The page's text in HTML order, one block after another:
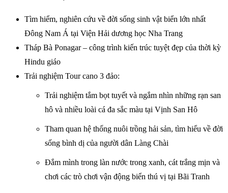
Tìm hiểm, nghiên cứu về đời sống sinh vật biển lớn nhất
Đông Nam Á tại Viện Hải dương học Nha Trang
Tháp Bà Ponagar – công trình kiến trúc tuyệt đẹp của thời kỳ
Hindu giáo
Trải nghiệm Tour cano 3 đảo:
Trải nghiệm tắm bọt tuyết và ngắm nhìn những rạn san
hô và nhiều loài cá đa sắc màu tại Vịnh San Hô
Tham quan hệ thống nuôi trồng hải sản, tìm hiểu về đời
sống bình dị của người dân Làng Chài
Đắm mình trong làn nước trong xanh, cát trắng mịn và
chơi các trò chơi vận động biển thú vị tại Bãi Tranh